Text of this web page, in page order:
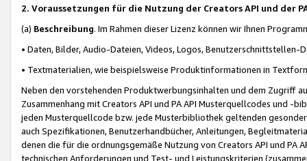
2. Voraussetzungen für die Nutzung der Creators API und der
(a) Beschreibung. Im Rahmen dieser Lizenz können wir Ihnen
• Daten, Bilder, Audio-Dateien, Videos, Logos, Benutzerschnittstellen-
• Textmaterialien, wie beispielsweise Produktinformationen in
Neben den vorstehenden Produktwerbungsinhalten und dem Zugriff
Zusammenhang mit Creators API und PA API Musterquellcodes und
jeden Musterquellcode bzw. jede Musterbibliothek geltenden
auch Spezifikationen, Benutzerhandbücher, Anleitungen,
denen die für die ordnungsgemäße Nutzung von Creators API und PA
technischen Anforderungen und Test- und Leistungskriterien